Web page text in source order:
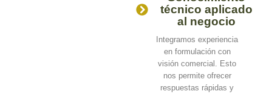
técnico aplicado
al negocio
Integramos experiencia
en formulación con
visión comercial. Esto
nos permite ofrecer
respuestas rápidas y